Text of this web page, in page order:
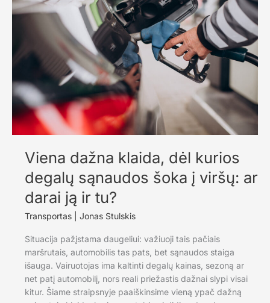
kas
dažniausiai
Viena dažna klaida, dėl kurios
degalų sąnaudos šoka į viršų: ar
darai ją ir tu?
Transportas Jonas Stulskis
Situacija pažįstama daugeliui: važiuoji tais pačiais
maršrutais, automobilis tas pats, bet sąnaudos staiga
išauga. Vairuotojas ima kaltinti degalų kainas, sezoną ar
net patį automobilį, nors reali priežastis dažnai slypi visai
kitur. Šiame straipsnyje paaiškinsime vieną ypač dažną